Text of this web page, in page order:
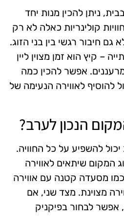
ניתן להכין מנות יחד
קולינריות כאלה לא רק
חיבור רגשי בין בני הזוג.
– קיץ הוא זמן מצוין ליין
אפשר להכין כמה
להוסיף לאווירה הנעימה של
הנכון לערב?
להשפיע על כל החוויה.
המקום שיתאים לאווירה
כמו מסעדה קטנה עם אווירה
מצוינת. מצד שני, אם
אפשר לבחור בפיקניק